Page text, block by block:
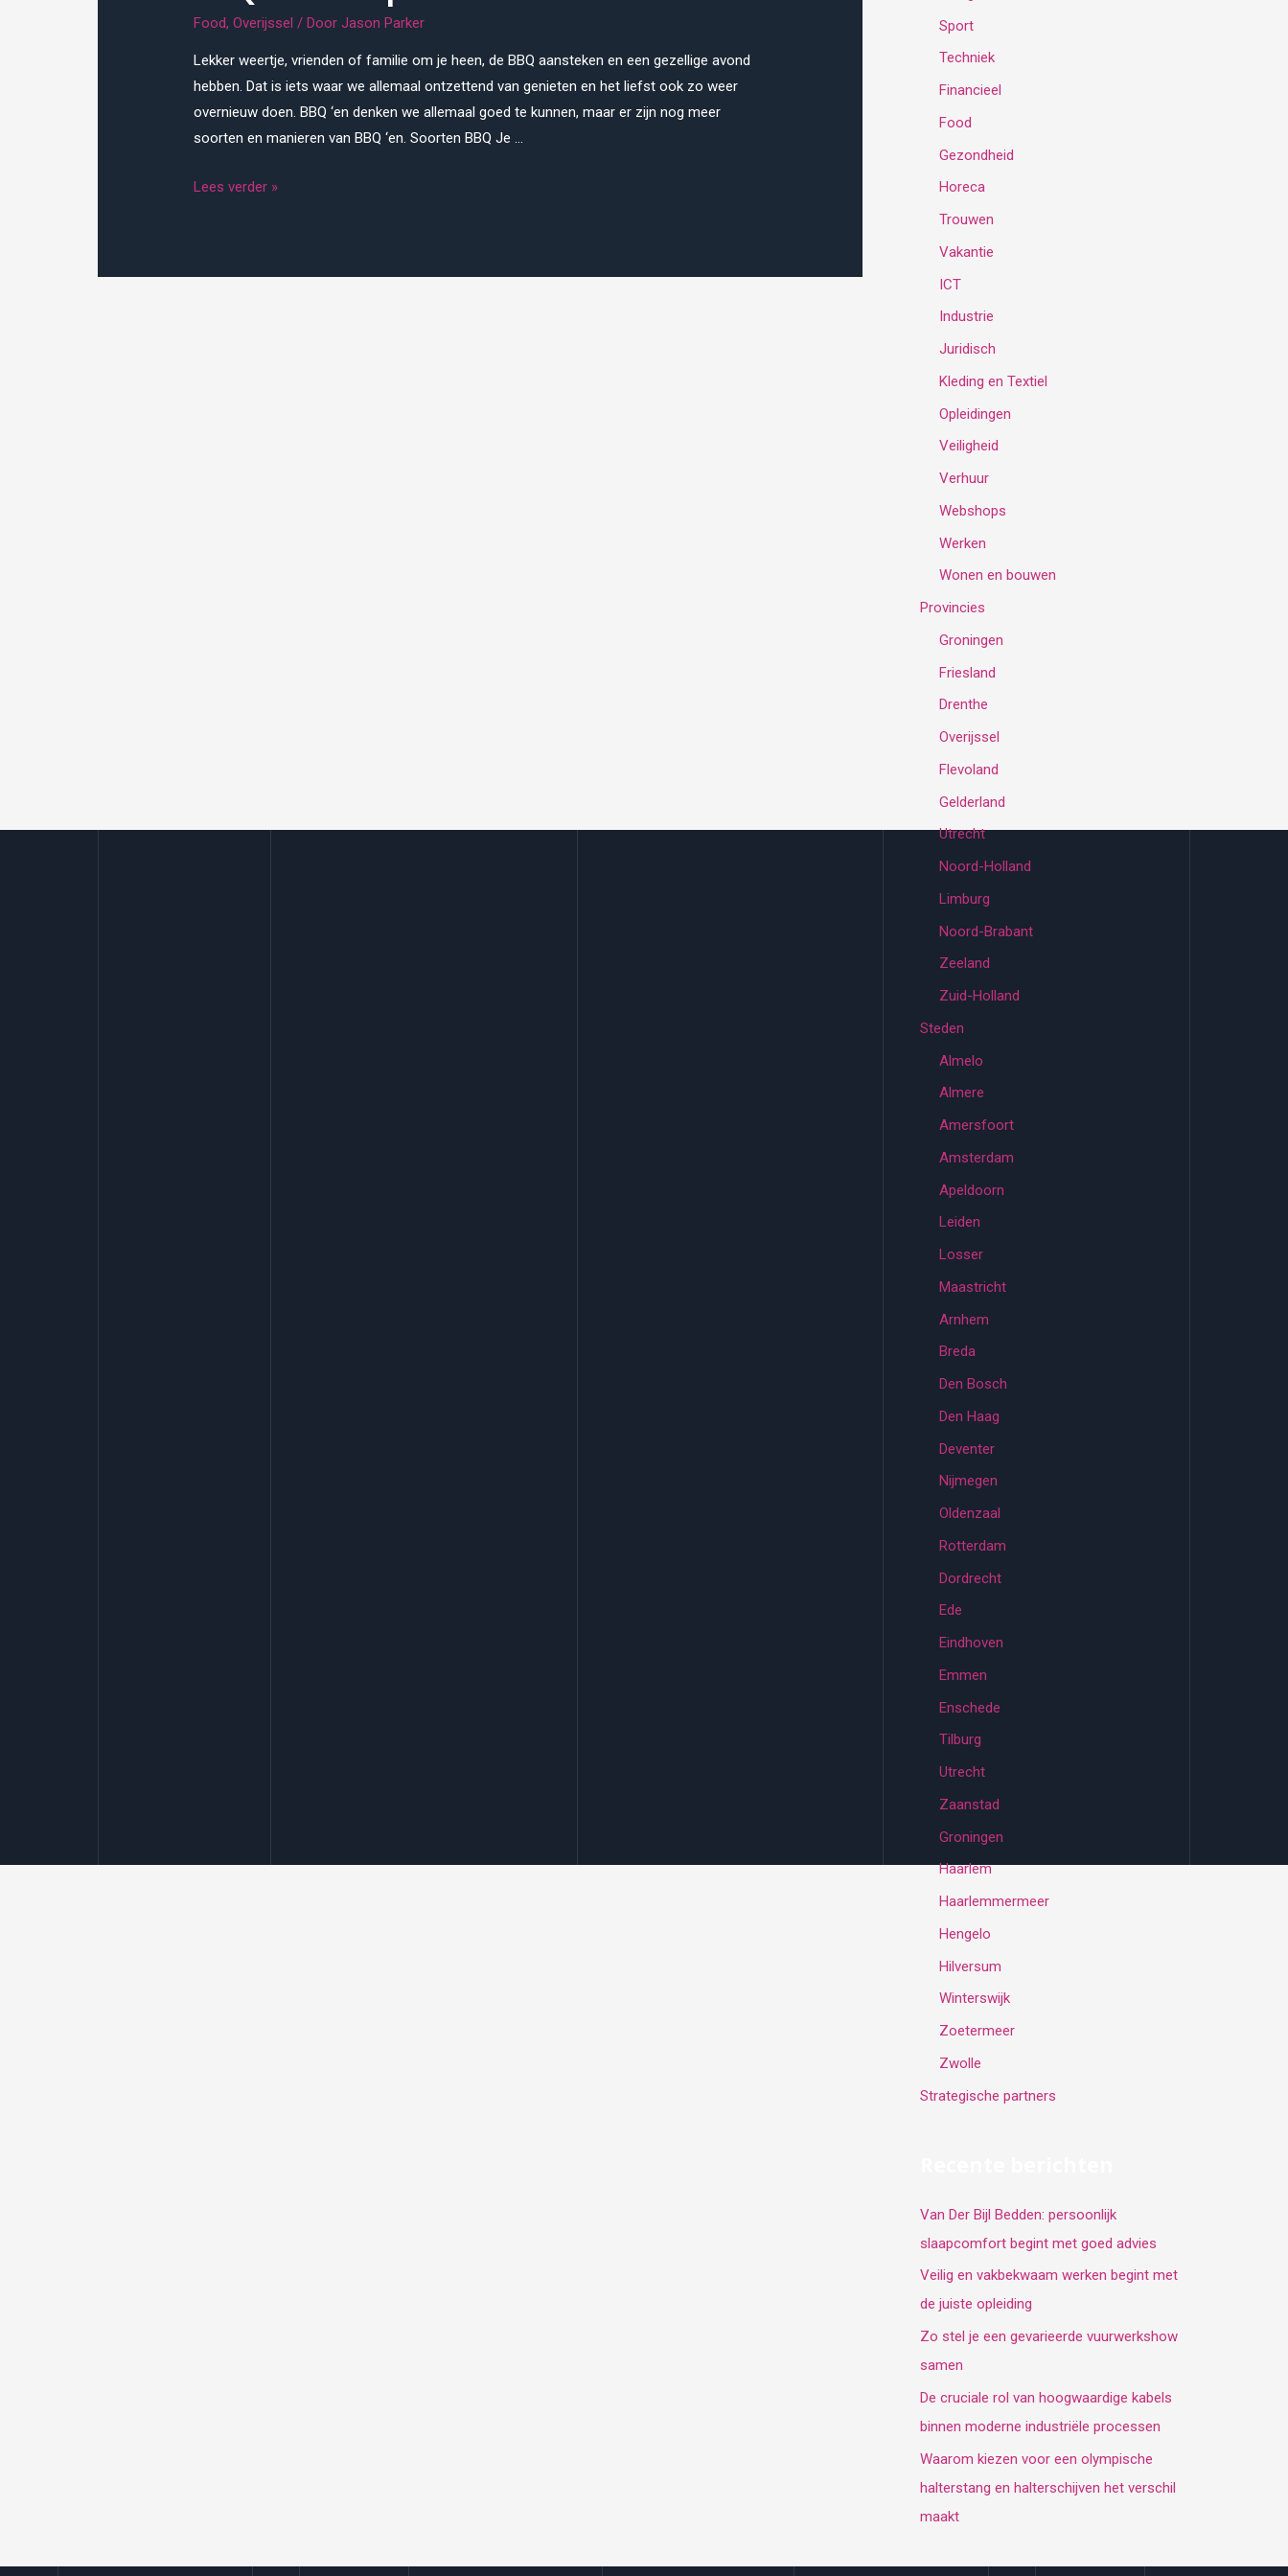
Food,Overijssel / DoorJason Parker
Lekker weertje, vrienden of familie om je heen, de BBQ aansteken en een gezellige avond
hebben. Dat is iets waar we allemaal ontzettend van genieten en het liefst ook zo weer
overnieuw doen. BBQ ‘en denken we allemaal goed te kunnen, maar er zijn nog meer
soorten en manieren van BBQ ‘en. Soorten BBQ Je …
BBQ
Lees verder »
Sport
Techniek
Financieel
Food
Gezondheid
Horeca
Trouwen
Vakantie
ICT
Industrie
Juridisch
Kleding en Textiel
Opleidingen
Veiligheid
Verhuur
Webshops
Werken
Wonen en bouwen
Provincies
Groningen
Friesland
Drenthe
Overijssel
Flevoland
Gelderland
Utrecht
Noord-Holland
Limburg
Noord-Brabant
Zeeland
Zuid-Holland
Steden
Almelo
Almere
Amersfoort
Amsterdam
Apeldoorn
Leiden
Losser
Maastricht
Arnhem
Breda
Den Bosch
Den Haag
Deventer
Nijmegen
Oldenzaal
Rotterdam
Dordrecht
Ede
Eindhoven
Emmen
Enschede
Tilburg
Utrecht
Zaanstad
Groningen
Haarlem
Haarlemmermeer
Hengelo
Hilversum
Winterswijk
Zoetermeer
Zwolle
Strategische partners
Van Der Bijl Bedden: persoonlijk
slaapcomfort begint met goed advies
Veilig en vakbekwaam werken begint met
de juiste opleiding
Zo stel je een gevarieerde vuurwerkshow
samen
De cruciale rol van hoogwaardige kabels
binnen moderne industriële processen
Waarom kiezen voor een olympische
halterstang en halterschijven het verschil
maakt